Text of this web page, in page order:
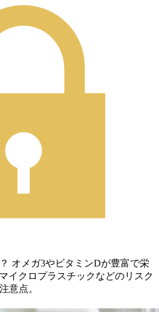
オメガ3やビタミンDが豊富で栄
イクロプラスチックなどのリスク
意点。